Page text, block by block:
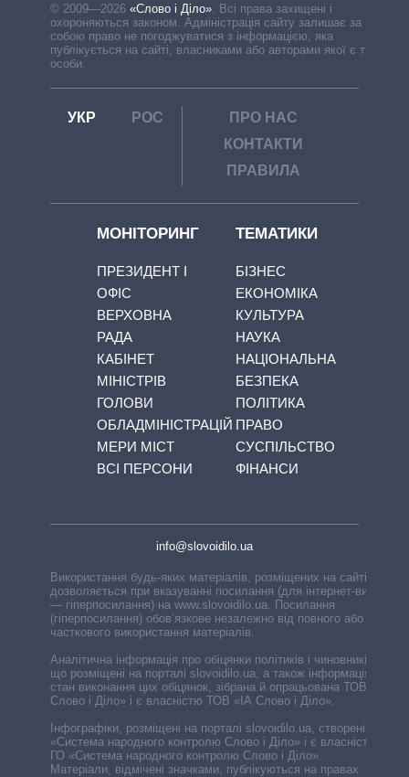
© 2009—2026 «Слово і Діло» Всі права захищені і
охороняються законом. Адміністрація сайту залишає за
собою право не погоджуватися з інформацією, яка
публікується на сайті, власниками або авторами якої є треті
особи.
УКР РОС
ПРО НАС
КОНТАКТИ
ПРАВИЛА
МОНІТОРИНГ
ПРЕЗИДЕНТ І
ОФІС
ВЕРХОВНА
РАДА
КАБІНЕТ
МІНІСТРІВ
ГОЛОВИ
ОБЛАДМІНІСТРАЦІЙ
МЕРИ МІСТ
ВСІ ПЕРСОНИ
ТЕМАТИКИ
БІЗНЕС
ЕКОНОМІКА
КУЛЬТУРА
НАУКА
НАЦІОНАЛЬНА
БЕЗПЕКА
ПОЛІТИКА
ПРАВО
СУСПІЛЬСТВО
ФІНАНСИ
info@slovoidilo.ua
Використання будь-яких матеріалів, розміщених на сайті,
дозволяється при вказуванні посилання (для інтернет-видань
— гіперпосилання) на www.slovoidilo.ua. Посилання
(гіперпосилання) обов’язкове незалежно від повного або
часткового використання матеріалів.
Аналітична інформація про обіцянки політиків і чиновників,
що розміщені на порталі slovoidilo.ua, а також інформація про
стан виконання цих обіцянок, зібрана й опрацьована ТОВ «ІА
Слово і Діло» і є власністю ТОВ «ІА Слово і Діло».
Інфографіки, розміщені на порталі slovoidilo.ua, створені ГО
«Система народного контролю Слово і Діло» і є власністю
ГО «Система народного контролю Слово і Діло».
Матеріали, відмічені значками, публікуються на правах